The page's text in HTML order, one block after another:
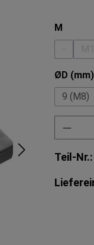
M
(Diese
ØD (mm)
9 (M8)
Teil-Nr.: